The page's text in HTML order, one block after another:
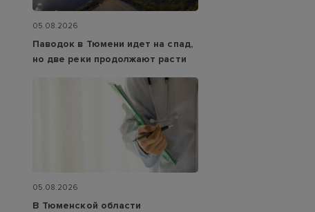
05.08.2026
Паводок в Тюмени идет на спад,
но две реки продолжают расти
05.08.2026
В Тюменской области